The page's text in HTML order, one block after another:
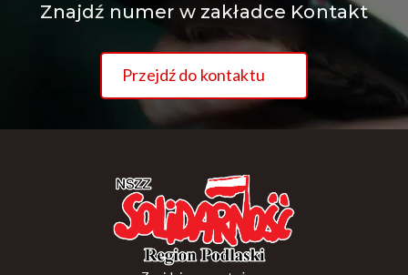
Znajdź numer w zakładce Kontakt
Przejdź do kontaktu